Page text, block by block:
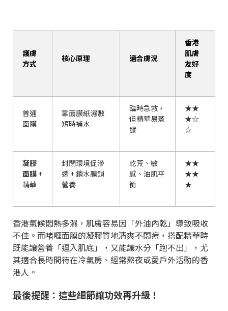
護膚
方式
核心原理 適合膚況
香港
肌膚
友好
度
普通
面膜
靠面膜紙濕敷
短時補水
臨時急救，
但精華易蒸
發
★★
★☆
☆
凝膠
面膜 +
精華
封閉環境促滲
透 +鎖水膜鎖
營養
乾荒、敏
感、油肌平
衡
★★
★★
★
香港氣候悶熱多濕，肌膚容易因「外油內乾」導致吸收
不佳。而啫喱面膜的凝膠質地清爽不悶痘，搭配精華時
既能讓營養「逼入肌底」，又能讓水分「跑不出」，尤
其適合長時間待在冷氣房、經常熬夜或愛戶外活動的香
港人。
最後提醒：這些細節讓功效再升級！